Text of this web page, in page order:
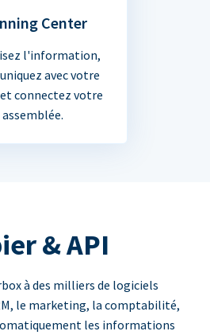
Center
l'information,
avec votre
connectez votre
assemblée.
& API
à des milliers de logiciels
le marketing, la comptabilité,
les informations